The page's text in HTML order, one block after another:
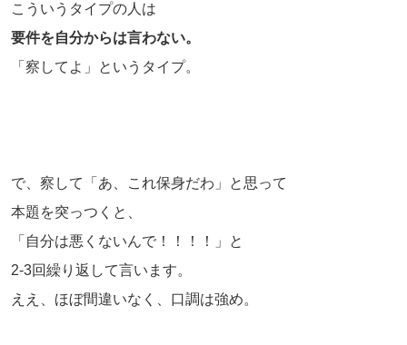
こういうタイプの人は
要件を自分からは言わない。
「察してよ」というタイプ。
で、察して「あ、これ保身だわ」と思って
本題を突っつくと、
「自分は悪くないんで！！！！」と
2-3回繰り返して言います。
ええ、ほぼ間違いなく、口調は強め。